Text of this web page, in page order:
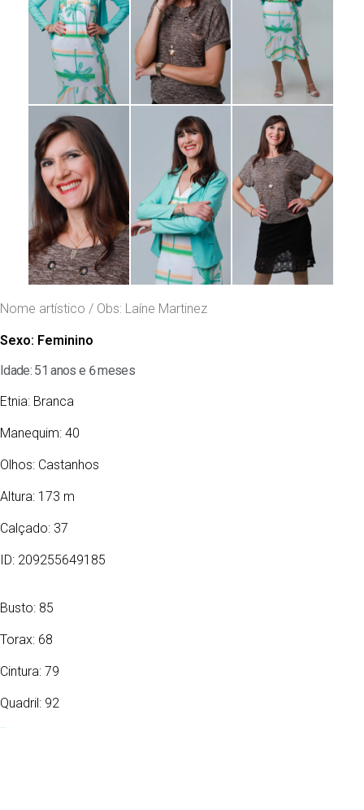
Nome artístico / Obs: Laíne Martinez
Sexo: Feminino
Idade: 51 anos e 6 meses
Etnia: Branca
Manequim: 40
Olhos: Castanhos
Altura: 173 m
Calçado: 37
ID: 209255649185
Busto: 85
Torax: 68
Cintura: 79
Quadril: 92